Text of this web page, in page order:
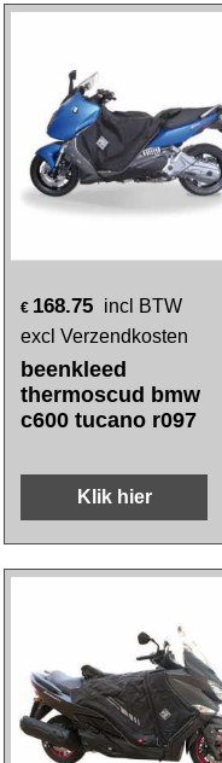
€ 168.75 incl BTW
excl Verzendkosten
beenkleed
thermoscud bmw
c600 tucano r097
Klik hier